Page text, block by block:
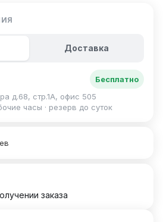
Доставка
Бесплатно
д.68, стр.1А, офис 505
часы · резерв до суток
заказа